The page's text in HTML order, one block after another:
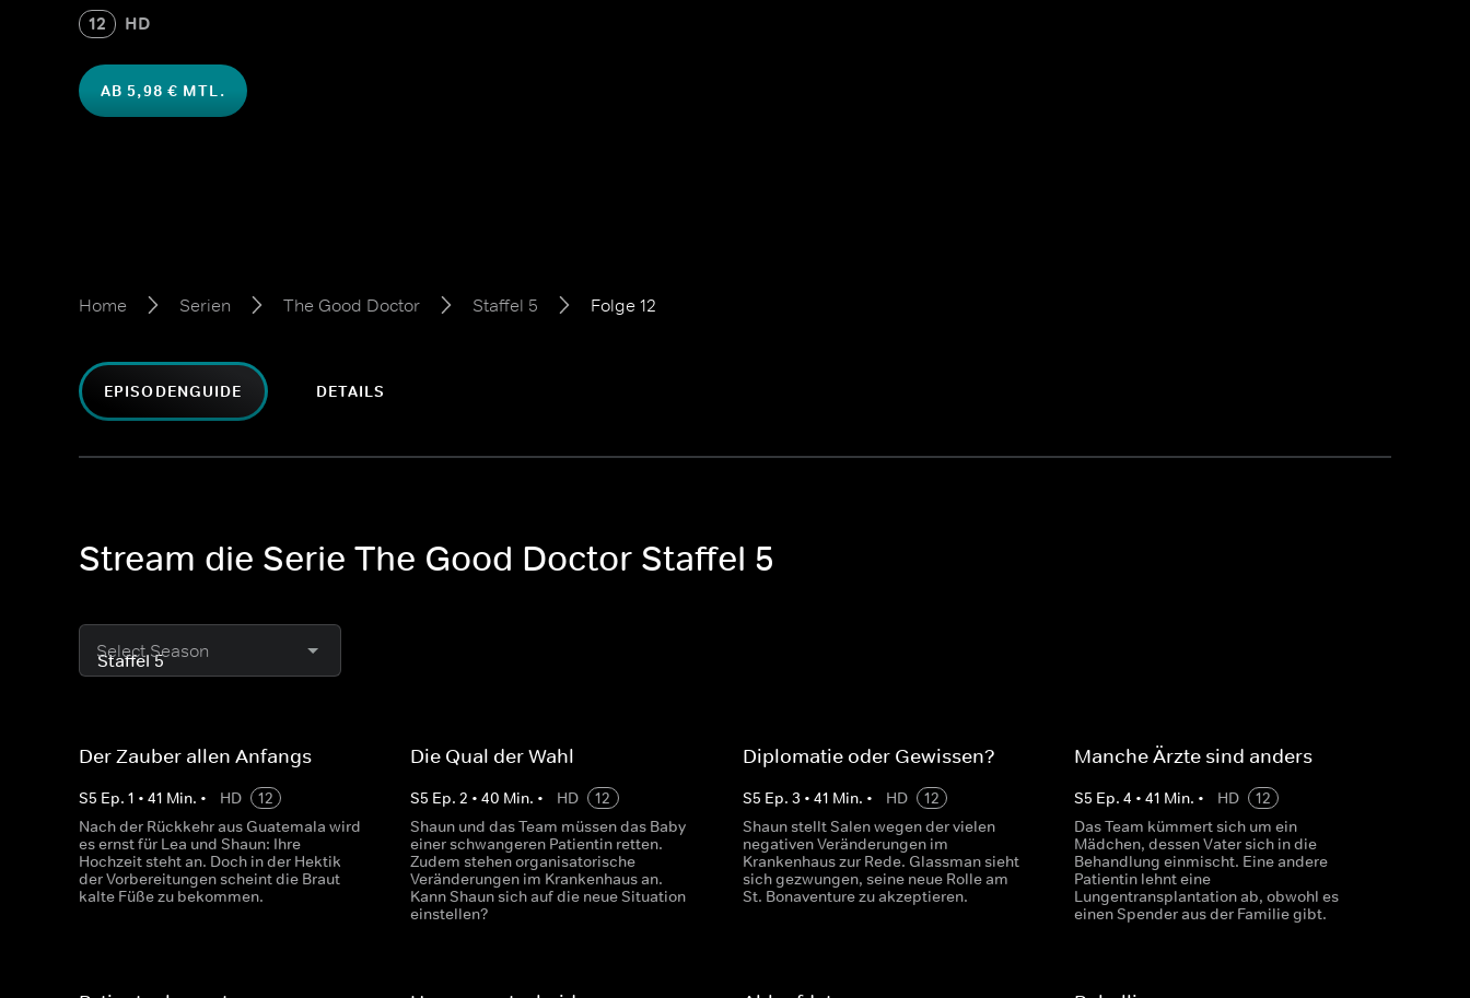
12 HD
AB 5,98 € MTL.
Home Serien The Good Doctor Staffel 5 Folge 12
EPISODENGUIDE DETAILS
Stream die Serie The Good Doctor Staffel 5
Select Season
Der Zauber allen Anfangs
S5 Ep. 1 • 41 Min. • HD
12
Nach der Rückkehr aus Guatemala wird
es ernst für Lea und Shaun: Ihre
Hochzeit steht an. Doch in der Hektik
der Vorbereitungen scheint die Braut
kalte Füße zu bekommen.
Die Qual der Wahl
S5 Ep.2 •40 Min. • HD
12
Shaun und das Team müssen das Baby
einer schwangeren Patientin retten.
Zudem stehen organisatorische
Veränderungen im Krankenhaus an.
Kann Shaun sich auf die neue Situation
einstellen?
Diplomatie oder Gewissen?
S5 Ep. 3 • 41 Min. • HD
12
Shaun stellt Salen wegen der vielen
negativen Veränderungen im
Krankenhaus zur Rede. Glassman sieht
sich gezwungen, seine neue Rolle am
St. Bonaventure zu akzeptieren.
Manche Ärzte sind anders
S5 Ep. 4 • 41 Min. • HD
12
Das Team kümmert sich um ein
Mädchen, dessen Vater sich in die
Behandlung einmischt. Eine andere
Patientin lehnt eine
Lungentransplantation ab, obwohl es
einen Spender aus der Familie gibt.